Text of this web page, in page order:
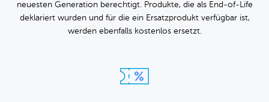
neuesten Generation berechtigt. Produkte, die als End-of-Life
deklariert wurden und für die ein Ersatzprodukt verfügbar ist,
werden ebenfalls kostenlos ersetzt.